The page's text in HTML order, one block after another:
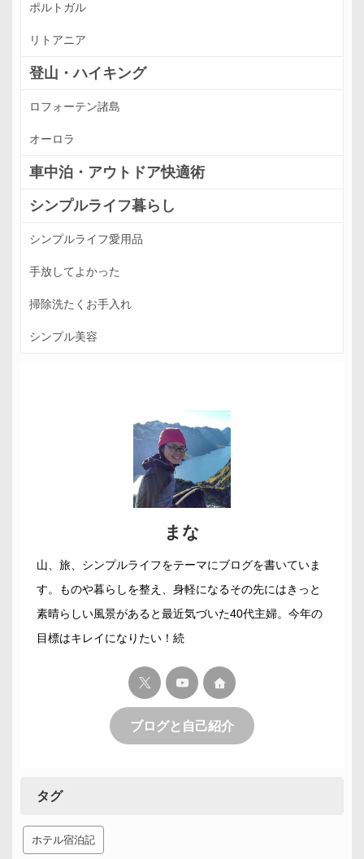
ポルトガル
リトアニア
登山・ハイキング
ロフォーテン諸島
オーロラ
車中泊・アウトドア快適術
シンプルライフ暮らし
シンプルライフ愛用品
手放してよかった
掃除洗たくお手入れ
シンプル美容
まな
山、旅、シンプルライフをテーマにブログを書いていま
す。ものや暮らしを整え、身軽になるその先にはきっと
素晴らしい風景があると最近気づいた40代主婦。今年の
目標はキレイになりたい！続
ブログと自己紹介
タグ
ホテル宿泊記